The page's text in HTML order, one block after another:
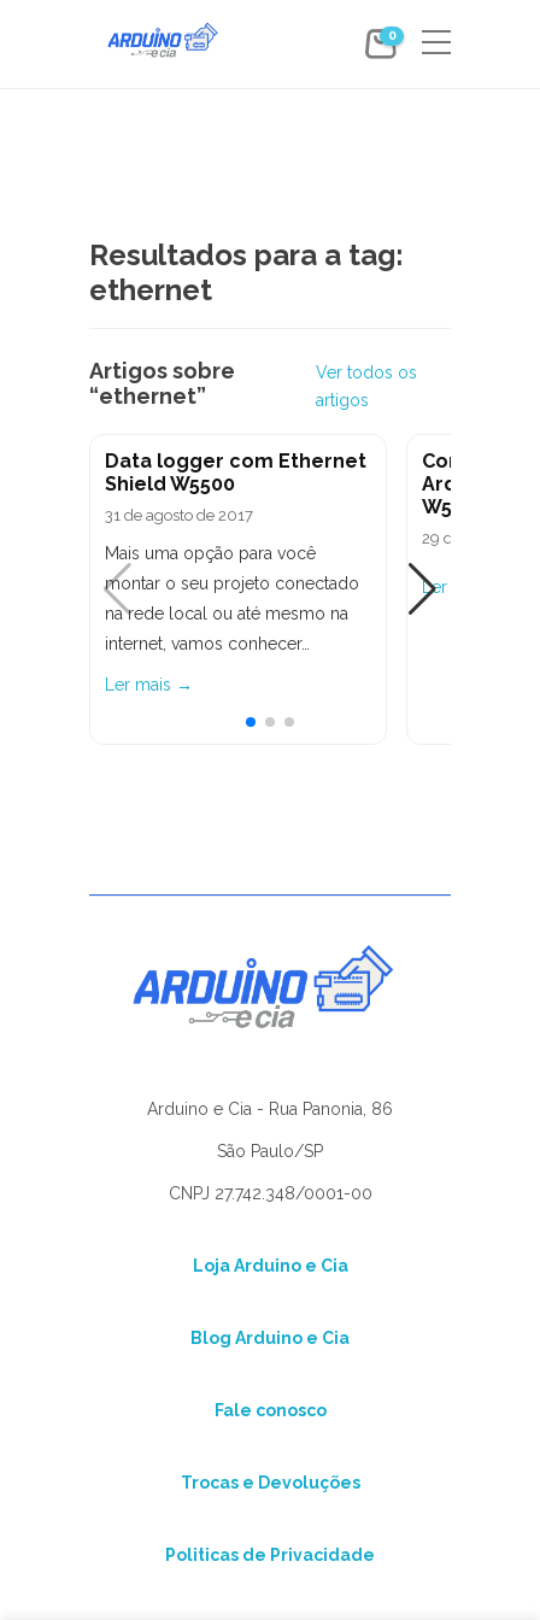
0
Resultados para a tag:
ethernet
Artigos sobre
“ethernet”
Ver todos os
artigos
Data logger com Ethernet
Shield W5500
31 de agosto de 2017
Mais uma opção para você
montar o seu projeto conectado
na rede local ou até mesmo na
internet, vamos conhecer…
Ler mais →
Arduino
W5100
29 de junho de
Ler mais →
Arduino e Cia - Rua Panonia, 86
São Paulo/SP
CNPJ 27.742.348/0001-00
Loja Arduino e Cia
Blog Arduino e Cia
Fale conosco
Trocas e Devoluções
Politicas de Privacidade